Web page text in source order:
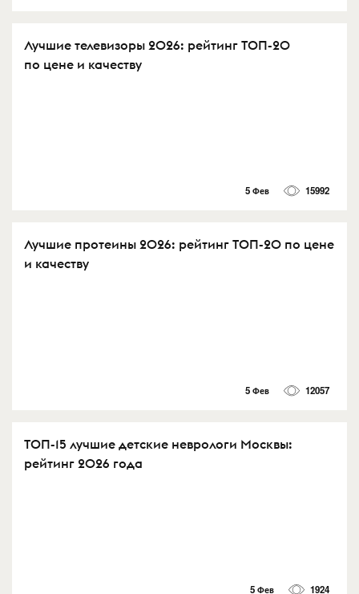
Лучшие телевизоры 2026: рейтинг ТОП-20
по цене и качеству
5 Фев 15992
Лучшие протеины 2026: рейтинг ТОП-20 по цене
и качеству
5 Фев 12057
ТОП-15 лучшие детские неврологи Москвы:
рейтинг 2026 года
5 Фев 1924